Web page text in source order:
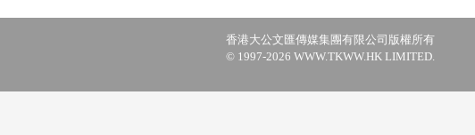
香港大公文匯傳媒集團有限公司版權所有
© 1997-2026 WWW.TKWW.HK LIMITED.